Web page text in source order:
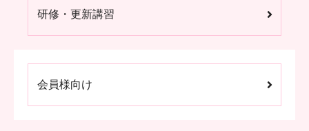
研修・更新講習
会員様向け